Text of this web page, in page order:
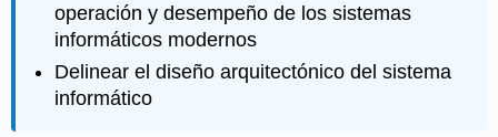
operación y desempeño de los sistemas
informáticos modernos
Delinear el diseño arquitectónico del sistema
informático